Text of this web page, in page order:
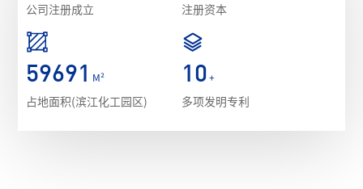
公司注册成立 注册资本
59691 M²
占地面积(滨江化工园区)
10 +
多项发明专利